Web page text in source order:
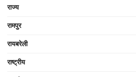
राज्य
रामपुर
रायबरेली
राष्ट्रीय